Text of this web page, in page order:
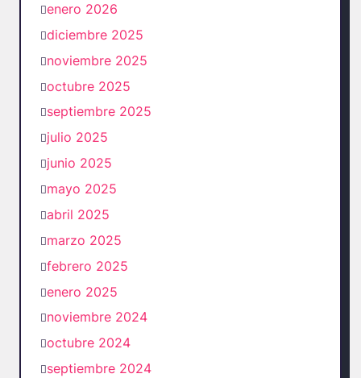
enero 2026
diciembre 2025
noviembre 2025
octubre 2025
septiembre 2025
julio 2025
junio 2025
mayo 2025
abril 2025
marzo 2025
febrero 2025
enero 2025
noviembre 2024
octubre 2024
septiembre 2024